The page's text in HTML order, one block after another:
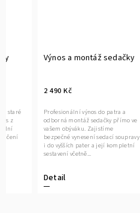
staré
z
Výnos a montáž sedačky
2 490 Kč
Detail
Profesionální výnos do patra a
odborná montáž sedačky přímo ve
vašem obýváku. Zajistíme
bezpečné vynesení sedací soupravy
i do vyšších pater a její kompletní
sestavení včetně...